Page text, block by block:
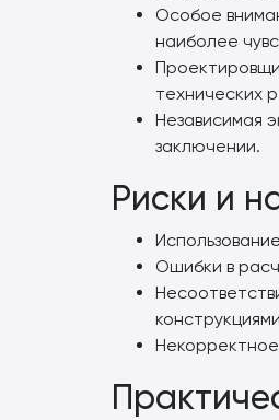
Особое
наиболее
технических
Независимая
заключении.
Риски и
Ошибки в